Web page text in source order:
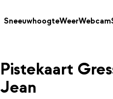
SneeuwhoogteWeerWebcam
Pistekaart
Jean